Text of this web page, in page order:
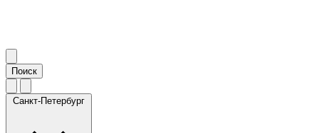
Санкт-Петербург